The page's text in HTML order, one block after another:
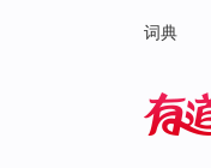
词典